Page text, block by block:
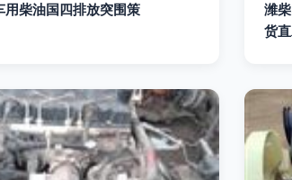
用柴油国四排放突围策
潍
货